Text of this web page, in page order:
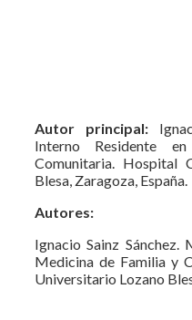
Autor principal:
Interno Residente
Comunitaria. Hospital
Blesa, Zaragoza, España.
Autores:
Ignacio Sainz Sánchez.
Medicina de Familia y
Universitario Lozano